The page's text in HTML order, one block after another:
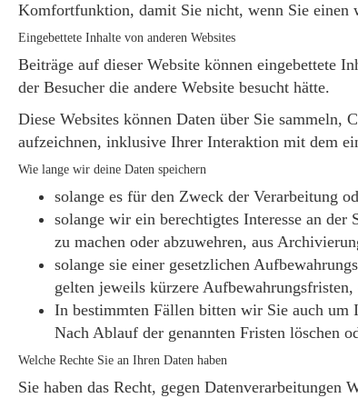
Komfortfunktion, damit Sie nicht, wenn Sie einen
Eingebettete Inhalte von anderen Websites
Beiträge auf dieser Website können eingebettete
der Besucher die andere Website besucht hätte.
Diese Websites können Daten über Sie
aufzeichnen, inklusive Ihrer Interaktion mit dem
Wie lange wir deine Daten speichern
solange es für den Zweck der Verarbeitung
solange wir ein berechtigtes Interesse an der
zu machen oder abzuwehren, aus
solange sie einer gesetzlichen
gelten jeweils kürzere
In bestimmten Fällen bitten wir Sie auch um
Nach Ablauf der genannten Fristen löschen
Welche Rechte Sie an Ihren Daten haben
Sie haben das Recht, gegen Datenverarbeitungen